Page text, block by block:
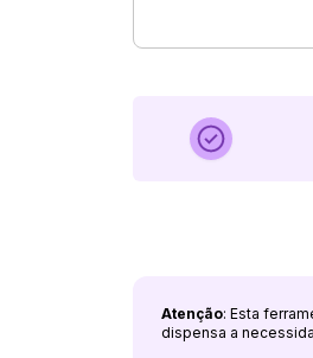
Atenção: Esta
dispensa a